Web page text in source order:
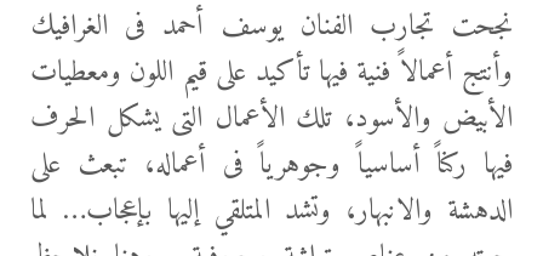
نجحت تجارب الفنان يوسف أحمد فى الغرافيك
وأنتج أعمالاً فنية فيها تأكيد على قيم اللون ومعطيات
الأبيض والأسود، تلك الأعمال التى يشكل الحرف
فيها ركناً أساسياً وجوهرياً فى أعماله، تبعث على
الدهشة والانبهار، وتشد المتلقي إليها بإعجاب… لما